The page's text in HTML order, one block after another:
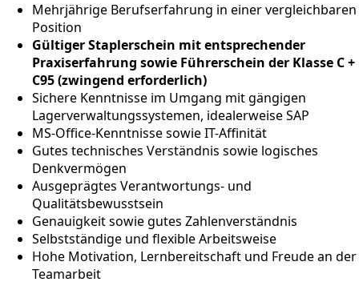
Mehrjährige Berufserfahrung in einer vergleichbaren
Position
Gültiger Staplerschein mit entsprechender
Praxiserfahrung sowie Führerschein der Klasse C +
C95 (zwingend erforderlich)
Sichere Kenntnisse im Umgang mit gängigen
Lagerverwaltungssystemen, idealerweise SAP
MS-Office-Kenntnisse sowie IT-Affinität
Gutes technisches Verständnis sowie logisches
Denkvermögen
Ausgeprägtes Verantwortungs- und
Qualitätsbewusstsein
Genauigkeit sowie gutes Zahlenverständnis
Selbstständige und flexible Arbeitsweise
Hohe Motivation, Lernbereitschaft und Freude an der
Teamarbeit